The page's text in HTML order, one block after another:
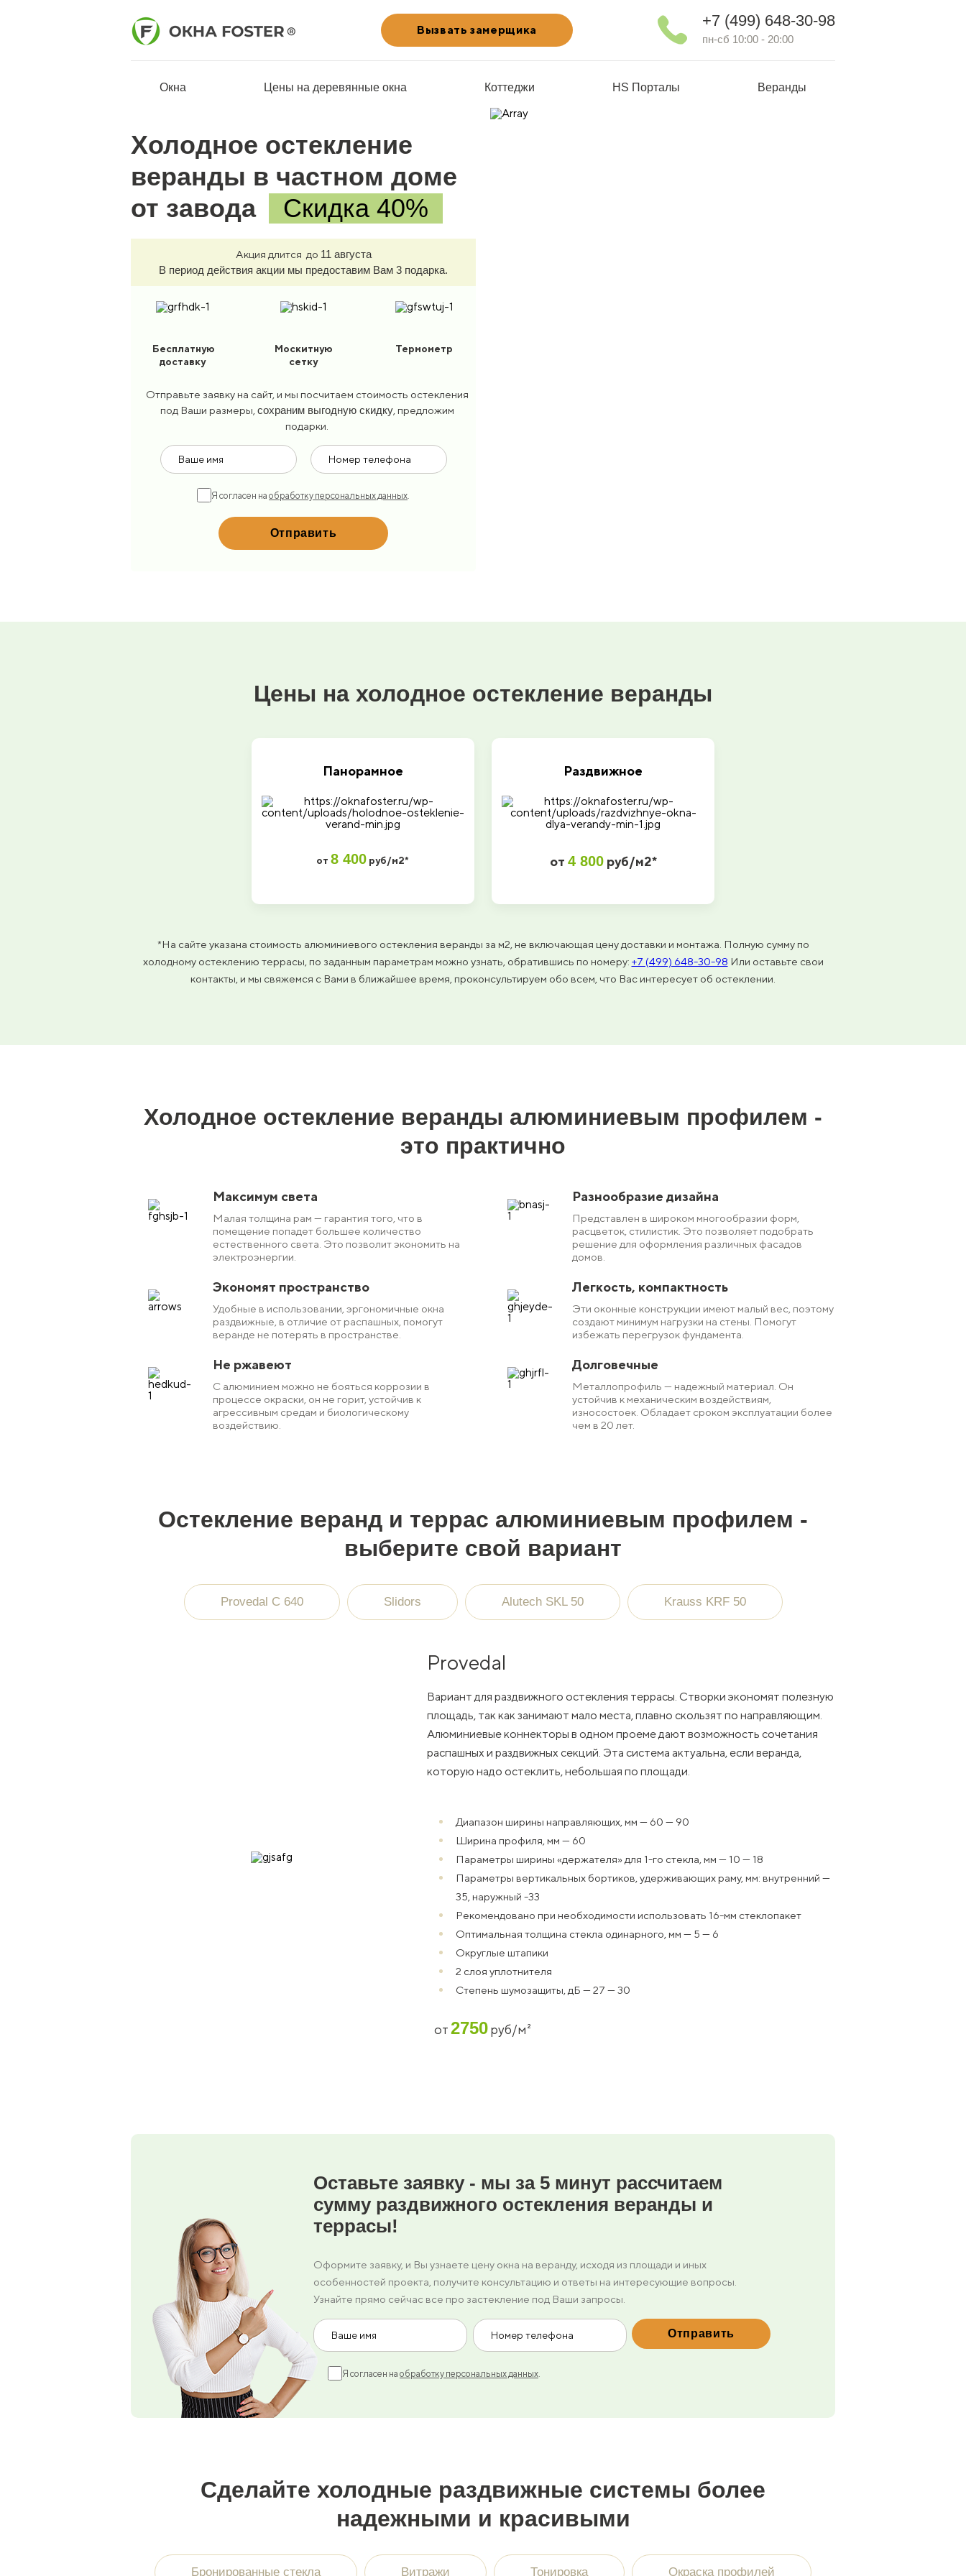
Вызвать замерщика
+7 (499) 648-30-98
пн-сб 10:00 - 20:00
Окна Цены на деревянные окна Коттеджи HS Порталы Веранды
Холодное остекление
веранды в частном доме
от завода
Скидка 40%
Акция длится до 11 августа
В период действия акции мы предоставим Вам 3 подарка.
Бесплатную
доставку
Москитную
сетку
Термометр
Отправьте заявку на сайт, и мы посчитаем стоимость остекления
под Ваши размеры, сохраним выгодную скидку, предложим
подарки.
Я согласен на обработку персональных данных
Цены на холодное остекление веранды
Панорамное
от8 400 руб/м2*
Раздвижное
от 4 800руб/м2*
*На сайте указана стоимость алюминиевого остекления веранды за м2, не включающая цену доставки и монтажа. Полную сумму по
холодному остеклению террасы, по заданным параметрам можно узнать, обратившись по номеру: +7 (499) 648-30-98 Или оставьте свои
контакты, и мы свяжемся с Вами в ближайшее время, проконсультируем обо всем, что Вас интересует об остеклении.
Холодное остекление веранды алюминиевым профилем -
это практично
Максимум света
Малая толщина рам — гарантия того, что в
помещение попадет большее количество
естественного света. Это позволит экономить на
электроэнергии.
Разнообразие дизайна
Представлен в широком многообразии форм,
расцветок, стилистик. Это позволяет подобрать
решение для оформления различных фасадов
домов.
Экономят пространство
Удобные в использовании, эргономичные окна
раздвижные, в отличие от распашных, помогут
веранде не потерять в пространстве.
Легкость, компактность
Эти оконные конструкции имеют малый вес, поэтому
создают минимум нагрузки на стены. Помогут
избежать перегрузок фундамента.
Не ржавеют
С алюминием можно не бояться коррозии в
процессе окраски, он не горит, устойчив к
агрессивным средам и биологическому
воздействию.
Долговечные
Металлопрофиль — надежный материал. Он
устойчив к механическим воздействиям,
износостоек. Обладает сроком эксплуатации более
чем в 20 лет.
Остекление веранд и террас алюминиевым профилем -
выберите свой вариант
Provedal С 640 Slidors Alutech SKL 50 Krauss KRF 50
Provedal
Вариант для раздвижного остекления террасы. Створки экономят полезную
площадь, так как занимают мало места, плавно скользят по направляющим.
Алюминиевые коннекторы в одном проеме дают возможность сочетания
распашных и раздвижных секций. Эта система актуальна, если веранда,
которую надо остеклить, небольшая по площади.
Диапазон ширины направляющих, мм — 60 — 90
Ширина профиля, мм — 60
Параметры ширины «держателя» для 1-го стекла, мм — 10 — 18
Параметры вертикальных бортиков, удерживающих раму, мм: внутренний —
35, наружный -33
Рекомендовано при необходимости использовать 16-мм стеклопакет
Оптимальная толщина стекла одинарного, мм — 5 — 6
Округлые штапики
2 слоя уплотнителя
Степень шумозащиты, дБ — 27 — 30
от2750руб/м²
Оставьте заявку - мы за 5 минут рассчитаем
сумму раздвижного остекления веранды и
террасы!
Оформите заявку, и Вы узнаете цену окна на веранду, исходя из площади и иных
особенностей проекта, получите консультацию и ответы на интересующие вопросы.
Узнайте прямо сейчас все про застекление под Ваши запросы.
Я согласен на обработку персональных данных
Сделайте холодные раздвижные системы более
надежными и красивыми
Бронированные стекла Витражи Тонировка Окраска профилей